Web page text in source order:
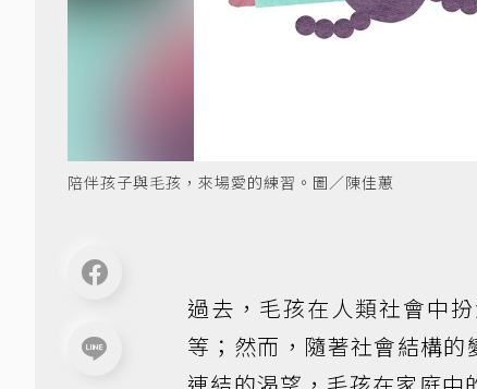
陪伴孩子與毛孩，來場愛的練習。圖／陳佳蕙
過去，毛孩在人類社會中
等；然而，隨著社會結構